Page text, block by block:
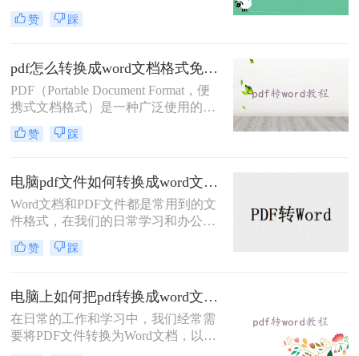
（Microsoft Word的.doc或.docx格式）
扮演着不可或缺的角色。PDF文件因
为分享和保存文档的首选格式；而
Word文档则凭借其强大的编辑功能和
灵活性，成为编辑和修改文档的理想
选择。然而，有时我们需要将PDF文
件转换为Word文档，以便进行更深入
的编辑或修改。那么pdf格式如何转
Word的多种方法，并提供详细的操作
指南。
赞 踩
pdf怎么转换成word文档格式免费？这三个方法让你快速操作！
PDF（Portable Document Format，便
携式文档格式）是一种广泛使用的文
件格式，用于展示和交换文档。有时
候，我们需要将PDF文件转换为Word
那么pdf怎么转换成word文档格式免费
呢？本文将介绍几种免费的方法来实
现PDF到Word的转换。
赞 踩
电脑pdf文件如何转换成word文档？这二种方法轻松办到！
Word文档和PDF文件都是常用到的文
件格式，在我们的日常学习和办公中
发挥了很大的作用。一个可以编辑文
件，另一个可以保存和发送文件。很
换成Word文档进行修改编辑，却不知
道电脑pdf文件如何转换成word文档。
今天就和大家分享一下PDF转Word的
2种简单方法，想要了解的小伙伴们
赞 踩
电脑上如何把pdf转换成word文档？试试这4个方法！
在日常的工作和学习中，我们经常需
要将PDF文件转换为Word文档，以便
进行编辑、修改或格式化。那么电脑